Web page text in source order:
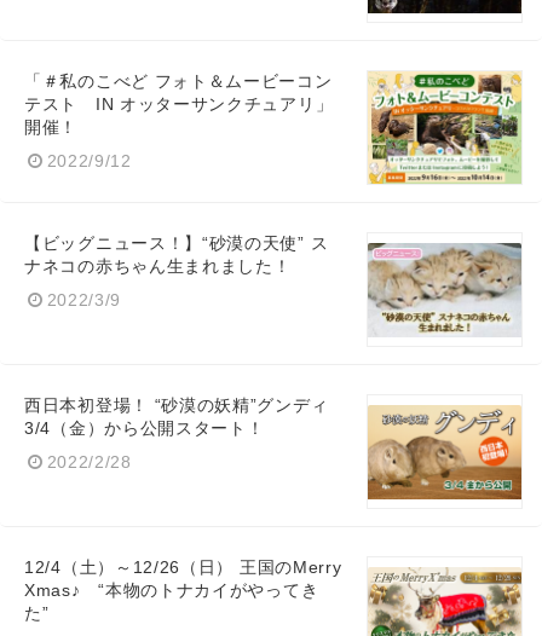
「＃私のこべど フォト＆ムービーコン
テスト IN オッターサンクチュアリ」
開催！
2022/9/12
【ビッグニュース！】“砂漠の天使” ス
ナネコの赤ちゃん生まれました！
2022/3/9
西日本初登場！ “砂漠の妖精”グンディ
3/4（金）から公開スタート！
2022/2/28
12/4（土）～12/26（日） 王国のMerry
Xmas♪ “本物のトナカイがやってき
た”